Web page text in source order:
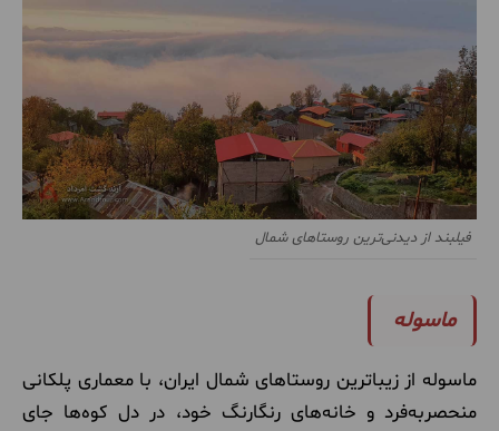
فیلبند از دیدنی‌ترین روستاهای شمال
ماسوله
ماسوله از زیباترین روستاهای شمال ایران، با معماری پلکانی
منحصربه‌فرد و خانه‌های رنگارنگ خود، در دل کوه‌ها جای